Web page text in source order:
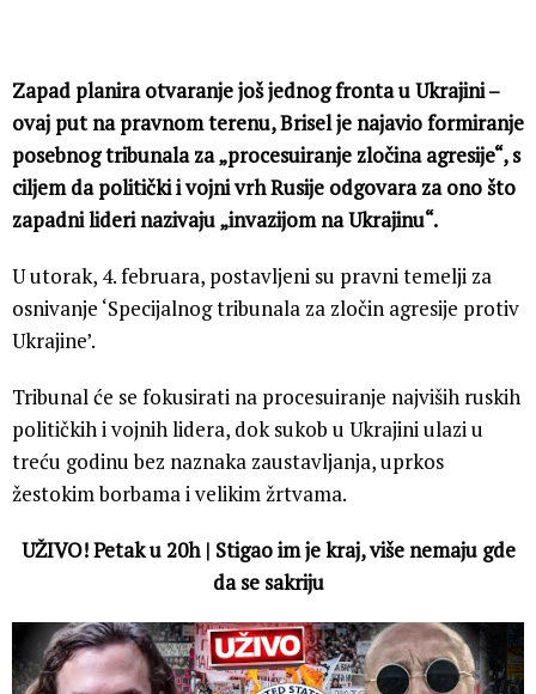
Zapad planira otvaranje još jednog fronta u Ukrajini –
ovaj put na pravnom terenu, Brisel je najavio formiranje
posebnog tribunala za „procesuiranje zločina agresije“, s
ciljem da politički i vojni vrh Rusije odgovara za ono što
zapadni lideri nazivaju „invazijom na Ukrajinu“.
U utorak, 4. februara, postavljeni su pravni temelji za
osnivanje ‘Specijalnog tribunala za zločin agresije protiv
Ukrajine’.
Tribunal će se fokusirati na procesuiranje najviših ruskih
političkih i vojnih lidera, dok sukob u Ukrajini ulazi u
treću godinu bez naznaka zaustavljanja, uprkos
žestokim borbama i velikim žrtvama.
UŽIVO! Petak u 20h | Stigao im je kraj, više nemaju gde
da se sakriju